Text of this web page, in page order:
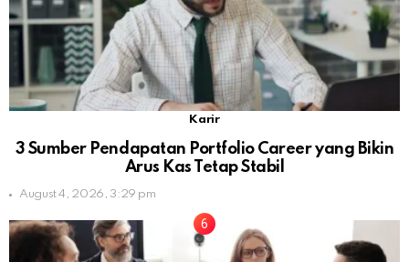
Karir
3 Sumber Pendapatan Portfolio Career yang Bikin
Arus Kas Tetap Stabil
August 4, 2026, 3:29 pm